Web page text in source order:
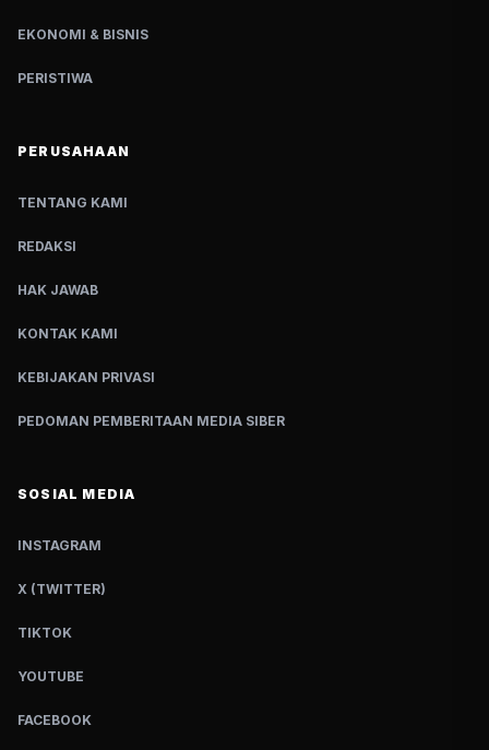
EKONOMI & BISNIS
PERISTIWA
PERUSAHAAN
TENTANG KAMI
REDAKSI
HAK JAWAB
KONTAK KAMI
KEBIJAKAN PRIVASI
PEDOMAN PEMBERITAAN MEDIA SIBER
SOSIAL MEDIA
INSTAGRAM
X (TWITTER)
TIKTOK
YOUTUBE
FACEBOOK